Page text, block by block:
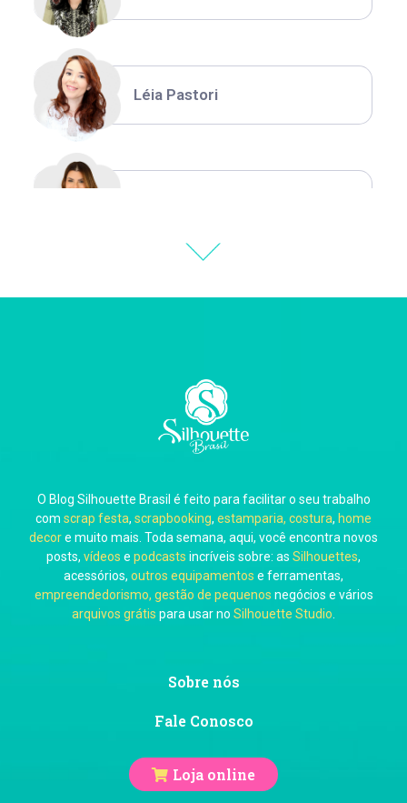
Léia Pastori
Thiara Ney
Carla Eschberger
Carol Pessoa
Ju Mirthes
O Blog Silhouette Brasil é feito para facilitar o seu trabalho
com scrap festa, scrapbooking, estamparia, costura, home
decore muito mais. Toda semana, aqui, você encontra novos
posts, vídeos e podcasts incríveis sobre: as Silhouettes,
acessórios, outros equipamentos e ferramentas,
empreendedorismo, gestão de pequenos negócios e vários
arquivos grátis para usar no Silhouette Studio
Sobre nós
Fale Conosco
Loja online